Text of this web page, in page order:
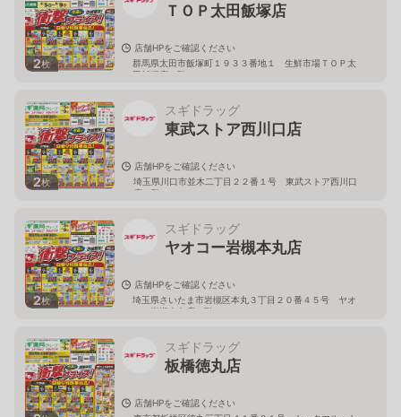
2枚
ＴＯＰ太田飯塚店
店舗HPをご確認ください
群馬県太田市飯塚町１９３３番地１ 生鮮市場ＴＯＰ太
田飯塚店１階
2枚
スギドラッグ
東武ストア西川口店
店舗HPをご確認ください
埼玉県川口市並木二丁目２２番１号 東武ストア西川口
店２階
2枚
スギドラッグ
ヤオコー岩槻本丸店
店舗HPをご確認ください
埼玉県さいたま市岩槻区本丸３丁目２０番４５号 ヤオ
コー岩槻本丸店２階
スギドラッグ
板橋徳丸店
店舗HPをご確認ください